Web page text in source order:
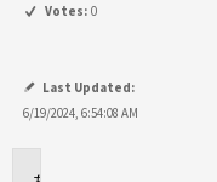
Votes: 0
Last Updated:
6/19/2024, 6:54:08 AM